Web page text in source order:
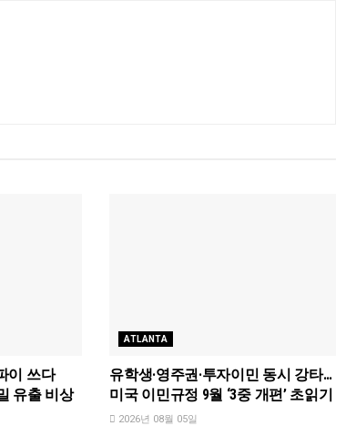
이 쓰다
유출 비상
ATLANTA
유학생·영주권·투자이민 동시 강타…
미국 이민규정 9월 ‘3중 개편’ 초읽기
2026년 08월 05일